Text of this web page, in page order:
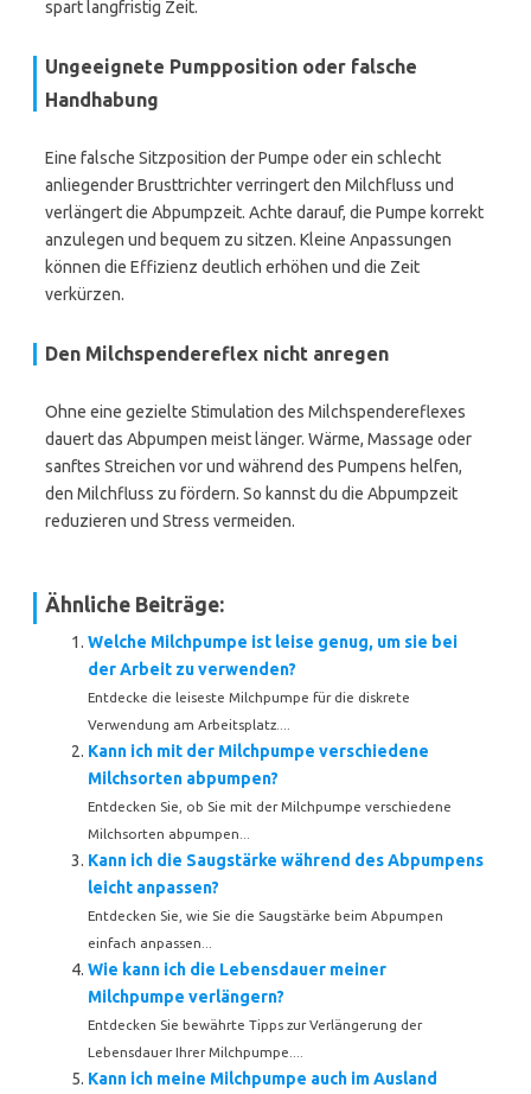
spart langfristig Zeit.
Ungeeignete Pumpposition oder falsche
Handhabung
Eine falsche Sitzposition der Pumpe oder ein schlecht
anliegender Brusttrichter verringert den Milchfluss und
verlängert die Abpumpzeit. Achte darauf, die Pumpe korrekt
anzulegen und bequem zu sitzen. Kleine Anpassungen
können die Effizienz deutlich erhöhen und die Zeit
verkürzen.
Den Milchspendereflex nicht anregen
Ohne eine gezielte Stimulation des Milchspendereflexes
dauert das Abpumpen meist länger. Wärme, Massage oder
sanftes Streichen vor und während des Pumpens helfen,
den Milchfluss zu fördern. So kannst du die Abpumpzeit
reduzieren und Stress vermeiden.
Ähnliche Beiträge:
Welche Milchpumpe ist leise genug, um sie bei
der Arbeit zu verwenden?
Entdecke die leiseste Milchpumpe für die diskrete
Verwendung am Arbeitsplatz....
Kann ich mit der Milchpumpe verschiedene
Milchsorten abpumpen?
Entdecken Sie, ob Sie mit der Milchpumpe verschiedene
Milchsorten abpumpen...
Kann ich die Saugstärke während des Abpumpens
leicht anpassen?
Entdecken Sie, wie Sie die Saugstärke beim Abpumpen
einfach anpassen...
Wie kann ich die Lebensdauer meiner
Milchpumpe verlängern?
Entdecken Sie bewährte Tipps zur Verlängerung der
Lebensdauer Ihrer Milchpumpe....
Kann ich meine Milchpumpe auch im Ausland